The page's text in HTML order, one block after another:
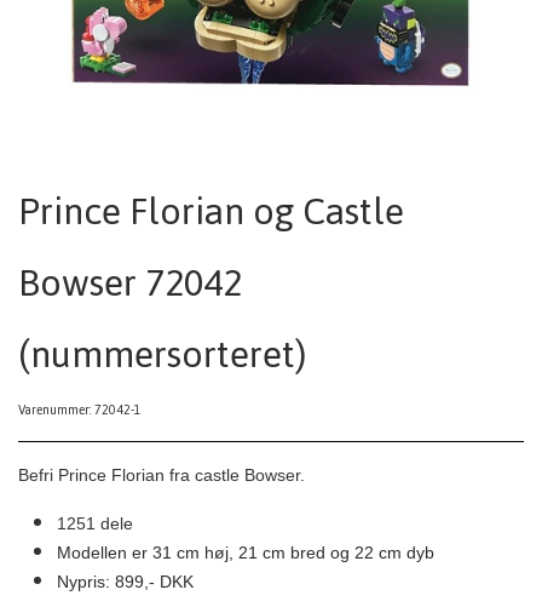
Prince Florian og Castle
Bowser 72042
(nummersorteret)
Varenummer: 72042-1
Befri Prince Florian fra castle Bowser.
1251 dele
Modellen er 31 cm høj, 21 cm bred og 22 cm dyb
Nypris: 899,- DKK